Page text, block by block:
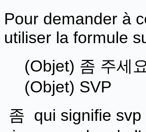
Pour demander à
utiliser la formule
(Objet) 좀 주세
(Objet) SVP
좀 qui signifie